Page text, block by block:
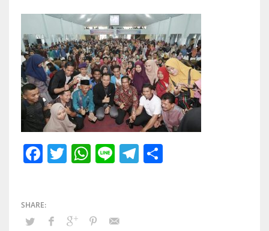
Facebook
Twitter
WhatsApp
LineTelegram